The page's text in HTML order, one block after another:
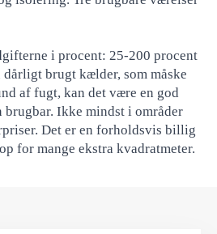
i procent: 25-200 procent
brugt kælder, som måske
af fugt, kan det være en god
brugbar. Ikke mindst i områder
Det er en forholdsvis billig
for mange ekstra kvadratmeter.